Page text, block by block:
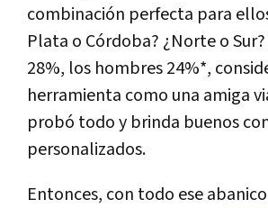
combinación perfecta para
Plata o Córdoba? ¿Norte o
28%, los hombres 24%*,
herramienta como una amiga
probó todo y brinda buenos
personalizados.
Entonces, con todo ese